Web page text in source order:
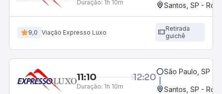
Duração: 1h 10m Santos, SP -
9,0 Viação Expresso Luxo
Retirada
guichê
11:10 12:20
Duração: 1h 10m
São Paulo, SP -
Santos, SP -